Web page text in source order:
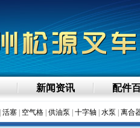
新闻资讯 配件
活塞 空气格 供油泵 十字轴 水泵 离合